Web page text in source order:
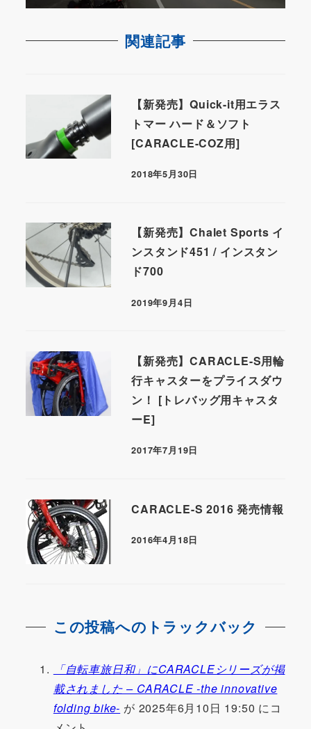
関連記事
【新発売】Quick-it用エラス
トマー ハード＆ソフト
[CARACLE-COZ用]
2018年5月30日
【新発売】Chalet Sports イ
ンスタンド451 / インスタン
ド700
2019年9月4日
【新発売】CARACLE-S用輪
行キャスターをプライスダウ
ン！ [トレバッグ用キャスタ
ーE]
2017年7月19日
CARACLE-S 2016 発売情報
2016年4月18日
この投稿へのトラックバック
「自転車旅日和」にCARACLEシリーズが掲
載されました – CARACLE -the innovative
folding bike- が 2025年6月10日 19:50 にコ